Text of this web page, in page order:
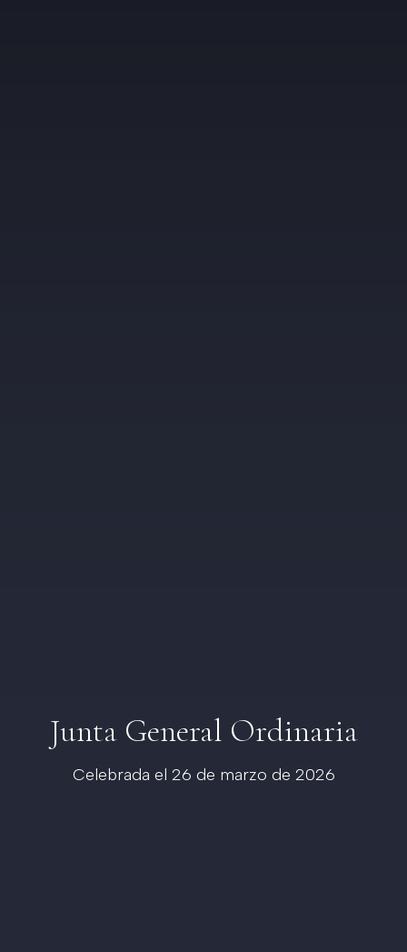
Junta General Ordinaria
Celebrada el 26 de marzo de 2026